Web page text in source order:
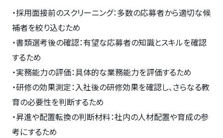
・採用面接前のスクリーニング：多数の応募者から適切な候
補者を絞り込むため
・書類選考後の確認：有望な応募者の知識とスキルを確認
するため
・実務能力の評価：具体的な業務能力を評価するため
・研修の効果測定：入社後の研修効果を確認し、さらなる教
育の必要性を判断するため
・昇進や配置転換の判断材料：社内の人材配置や育成の参
考にするため